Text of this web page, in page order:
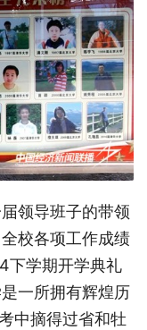
领导班子的带领
校各项工作成绩
下学期开学典礼
一所拥有辉煌历
中摘得过省和牡